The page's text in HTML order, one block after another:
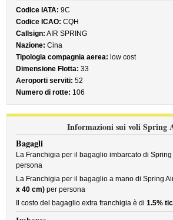
Codice IATA: 9C
Codice ICAO: CQH
Callsign: AIR SPRING
Nazione: Cina
Tipologia compagnia aerea: low cost
Dimensione Flotta: 33
Aeroporti serviti: 52
Numero di rotte: 106
Informazioni sui voli Spring
Bagagli
La Franchigia per il bagaglio imbarcato di
persona
La Franchigia per il bagaglio a mano di Spring
x 40 cm) per persona
Il costo del bagaglio extra franchigia è di1.5%